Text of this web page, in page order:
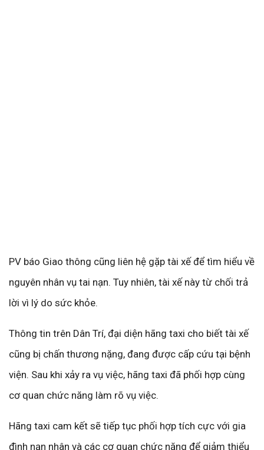
PV báo Giao thông cũng liên hệ gặp tài xế để tìm hiểu về
nguyên nhân vụ tai nạn. Tuy nhiên, tài xế này từ chối trả
lời vì lý do sức khỏe.
Thông tin trên Dân Trí, đại diện hãng taxi cho biết tài xế
cũng bị chấn thương nặng, đang được cấp cứu tại bệnh
viện. Sau khi xảy ra vụ việc, hãng taxi đã phối hợp cùng
cơ quan chức năng làm rõ vụ việc.
Hãng taxi cam kết sẽ tiếp tục phối hợp tích cực với gia
đình nạn nhân và các cơ quan chức năng để giảm thiểu